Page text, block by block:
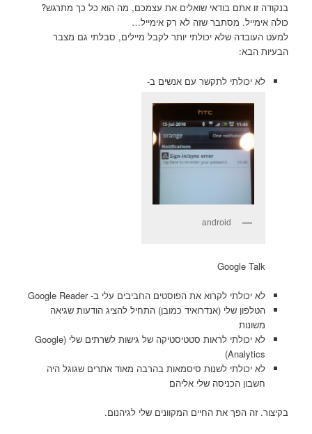
בנקודה זו אתם בודאי שואלים את עצמכם, מה הוא כל כך מתרגש?
כולה אימייל. מסתבר שזה לא רק אימייל…
למעט העובדה שלא יכולתי יותר לקבל מיילים, סבלתי גם מצבר
הבעיות הבא:
לא יכולתי לתקשר עם אנשים ב-
android
Google Talk
לא יכולתי לקרוא את הפוסטים החביבים עלי ב- Google Reader
הטלפון שלי (אנדרואיד כמובן) התחיל להציג הודעות שגיאה
משונות
לא יכולתי לראות סטטיסטיקה של גישות לשרתים שלי (Google
Analytics)
לא יכולתי לשנות סיסמאות בהרבה מאוד אתרים שגוגל היה
חשבון הכניסה שלי אליהם
בקיצור. זה הפך את החיים המקוונים שלי לגיהנום.